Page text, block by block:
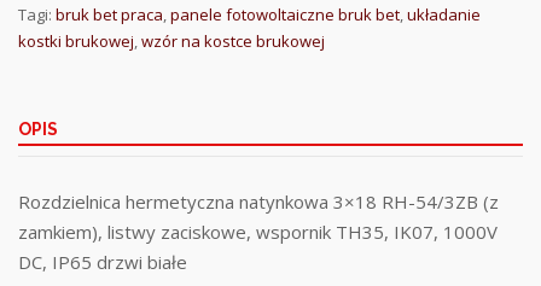
Tagi: bruk bet praca,panele fotowoltaiczne bruk bet,układanie
kostki brukowej,wzór na kostce brukowej
OPIS
Rozdzielnica hermetyczna natynkowa 3×18 RH-54/3ZB (z
zamkiem), listwy zaciskowe, wspornik TH35, IK07, 1000V
DC, IP65 drzwi białe